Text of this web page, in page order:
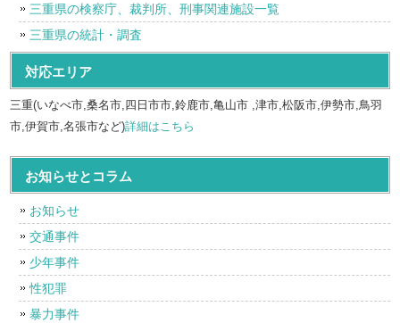
三重県の検察庁、裁判所、刑事関連施設一覧
三重県の統計・調査
対応エリア
三重(いなべ市,桑名市,四日市市,鈴鹿市,亀山市 ,津市,松阪市,伊勢市,鳥羽
市,伊賀市,名張市など)詳細はこちら
お知らせとコラム
お知らせ
交通事件
少年事件
性犯罪
暴力事件